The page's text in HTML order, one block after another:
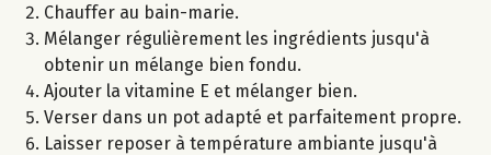
Chauffer au bain-marie.
Mélanger régulièrement les ingrédients jusqu'à
obtenir un mélange bien fondu.
Ajouter la vitamine E et mélanger bien.
Verser dans un pot adapté et parfaitement propre.
Laisser reposer à température ambiante jusqu'à